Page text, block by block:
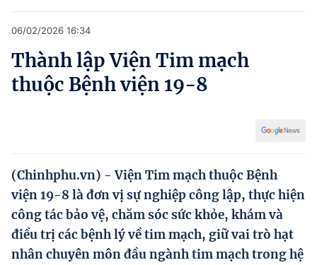
Tham vấn chính sách
Người dân góp ý
Hướng dẫn thực hiện chính sách
Phát triển kinh tế tư nhân và doanh nghiệp dân tộc
Ocop và chuỗi giá trị Nông sản
06/02/2026 16:34
Thành lập Viện Tim mạch
thuộc Bệnh viện 19-8
(Chinhphu.vn) - Viện Tim mạch thuộc Bệnh
viện 19-8 là đơn vị sự nghiệp công lập, thực hiện
công tác bảo vệ, chăm sóc sức khỏe, khám và
điều trị các bệnh lý về tim mạch, giữ vai trò hạt
nhân chuyên môn đầu ngành tim mạch trong hệ